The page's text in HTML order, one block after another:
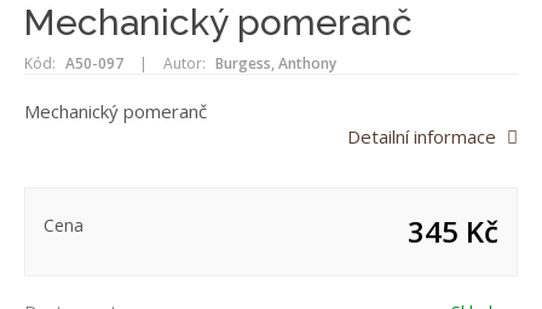
Mechanický pomeranč
Kód: A50-097 | Autor: Burgess, Anthony
Mechanický pomeranč
Detailní informace
Cena 345 Kč